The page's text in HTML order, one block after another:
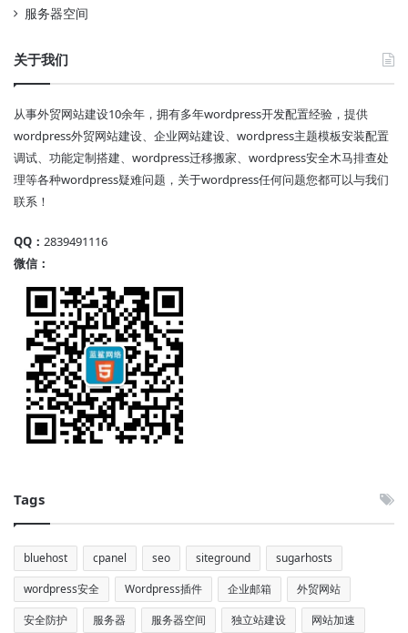
服务器空间
关于我们
从事外贸网站建设10余年，拥有多年wordpress开发配置经验，提供
wordpress外贸网站建设、企业网站建设、wordpress主题模板安装配置
调试、功能定制搭建、wordpress迁移搬家、wordpress安全木马排查处
理等各种wordpress疑难问题，关于wordpress任何问题您都可以与我们
联系！
QQ： 2839491116
微信：
Tags
bluehost cpanel seo siteground
sugarhosts
wordpress安全
Wordpress插件 企业邮箱
外贸网站
安全防护
服务器 服务器空间 独立站建设 网站加速